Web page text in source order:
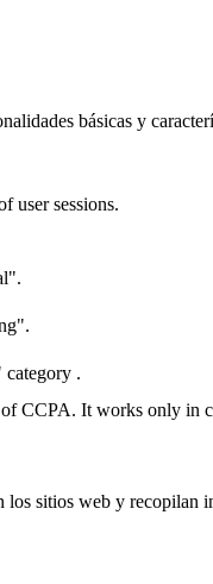
básicas y
user sessions.
category .
of CCPA. It works only in
los sitios web y recopilan